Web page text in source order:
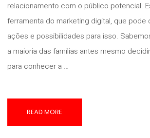
relacionamento com o público potencial.
ferramenta do marketing digital, que pode
ações e possibilidades para isso.
a maioria das famílias antes mesmo
para conhecer a …
READ MORE